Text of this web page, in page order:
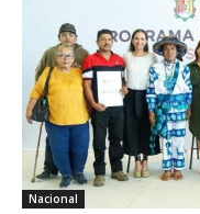
Nacional